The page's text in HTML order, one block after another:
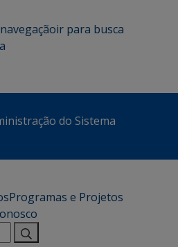
ir para busca
do Sistema
Programas e Projetos